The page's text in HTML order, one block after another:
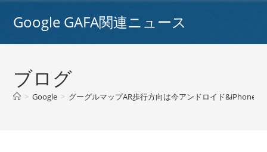
Google GAFA関連ニュース
ブログ
> Google > グーグルマップAR歩行方向は今アンドロイド&iPhone